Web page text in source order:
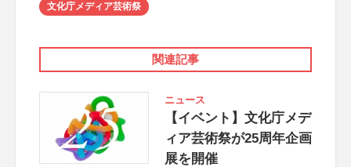
文化庁メディア芸術祭
関連記事
ニュース
【イベント】文化庁メデ
ィア芸術祭が25周年企画
展を開催